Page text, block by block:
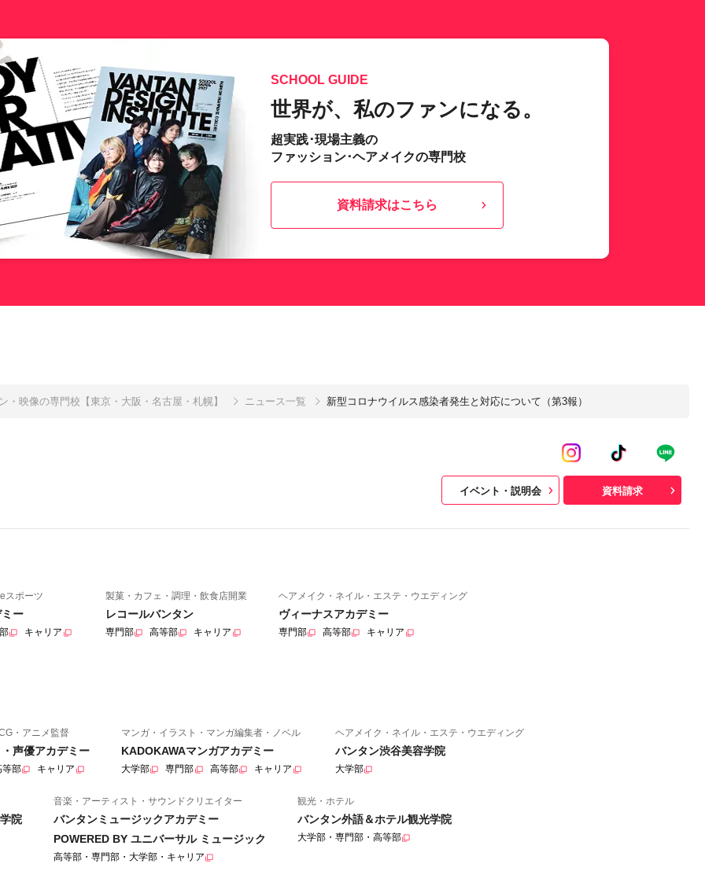
SCHOOL GUIDE
世界が、私のファンになる。
超実践･現場主義の
ファッション･ヘアメイクの専門校
資料請求はこちら
映像の専門校【東京・大阪・名古屋・札幌】 ニュース一覧 新型コロナウイルス感染者発生と対応について（第3報）
イベント・説明会 資料請求
スポーツ
ー
キャリア
製菓・カフェ・調理・飲食店開業
レコールバンタン
専門部 高等部 キャリア
ヘアメイク・ネイル・エステ・ウエディング
ヴィーナスアカデミー
専門部 高等部 キャリア
・アニメ監督
声優アカデミー
等部 キャリア
マンガ・イラスト・マンガ編集者・ノベル
KADOKAWAマンガアカデミー
大学部 専門部 高等部 キャリア
ヘアメイク・ネイル・エステ・ウエディング
バンタン渋谷美容学院
大学部
院
音楽・アーティスト・サウンドクリエイター
バンタンミュージックアカデミー
POWERED BY ユニバーサル ミュージック
高等部・専門部・大学部・キャリア
観光・ホテル
バンタン外語＆ホテル観光学院
大学部・専門部・高等部